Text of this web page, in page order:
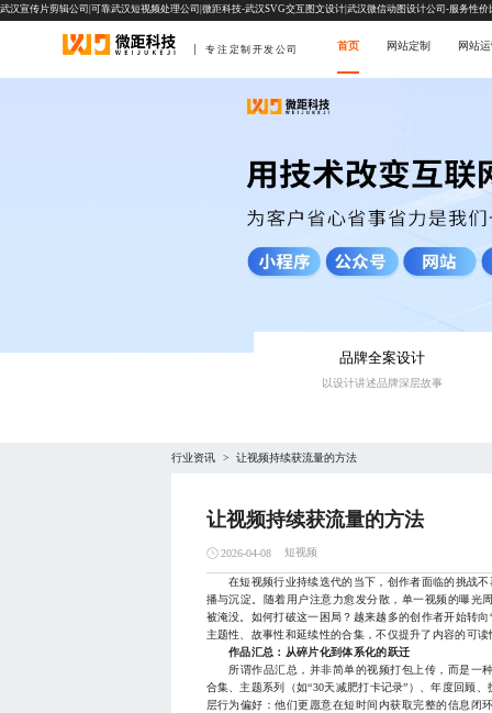
武汉宣传片剪辑公司|可靠武汉短视频处理公司|微距科技-武汉SVG交互图文设计|武汉微信动图设计公司-服务性价
专注定制开发公司 首页 网站定制 网站
品牌全案设计
以设计讲述品牌深层故事
行业资讯 > 让视频持续获流量的方法
让视频持续获流量的方法
2026-04-08 短视频
在短视频行业持续迭代的当下，创作者面临的挑战不
播与沉淀。随着用户注意力愈发分散，单一视频的曝光
被淹没。如何打破这一困局？越来越多的创作者开始转向
主题性、故事性和延续性的合集，不仅提升了内容的可
作品汇总：从碎片化到体系化的跃迁
所谓作品汇总，并非简单的视频打包上传，而是一
合集、主题系列（如“30天减肥打卡记录”）、年度回顾
层行为偏好：他们更愿意在短时间内获取完整的信息闭